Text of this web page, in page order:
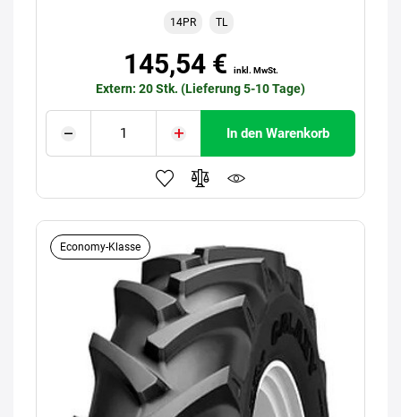
14PR TL
145,54 € inkl. MwSt.
Extern: 20 Stk. (Lieferung 5-10 Tage)
In den Warenkorb
Economy-Klasse